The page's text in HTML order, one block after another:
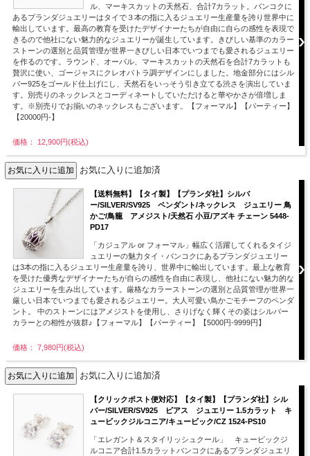
ル、マーキスカットの天然石、合計7カラット。バンコクに
あるプランダジュエリーはタイで３本の指に入るジュエリー生産量を誇り世界中に
輸出しています。最高の教育を受けたデザイナーたちが自由に自らの感性を表現で
きるので他社にない魅力的なジュエリーが誕生しています。きびしい基準のカラー
ストーンの選別と品質管理が世界一きびしい日本でいつまでも愛されるジュエリー
を作るのです。ラウンド、オーバル、マーキスカットの天然石を合計7カラットも
贅沢に使い、ゴージャスにクレオパトラ調デザインにしました。地金部分にはシル
バー925をゴールド仕上げにし、天然石をいっそう引き立てる渋さを演出していま
す。別売りのネックレスとコーディネートしていただけると華やかさが倍増しま
す。※別売りでお揃いのネックレスもございます。【フォーマル】【パーティー】
【20000円-】
価格： 12,900円(税込)
お気に入りに追加済
【送料無料】【タイ製】【プランダ社】シルバ
ー/SILVER/SV925 ペンダント/ネックレス ジュエリー 鳥
かご/鳥籠 アメジスト/天然石 小豆/アズキ チェーン 5448-
PD17
「カジュアル or フォーマル」幅広く活躍してくれるタイジ
ュエリーの魅力タイ・バンコクにあるプランダジュエリー
は3本の指に入るジュエリー生産量を誇り、世界中に輸出しています。最上な教育
を受けた優秀なデザイナーたちが自らの感性を自由に表現し、他社にない魅力的な
ジュエリーを生み出しています。厳格なカラーストーンの選別と品質管理が世界一
厳しい日本でいつまでも愛されるジュエリー。大人可愛い鳥かごモチーフのペンダ
ント。 中のストーンにはアメジストを使用し、さりげなく輝くその姿はシルバー
カラーとの相性が抜群♪【フォーマル】【パーティー】【5000円-9999円】
価格： 7,980円(税込)
お気に入りに追加済
【クリックポスト便対応】【タイ製】【プランダ社】シル
バー/SILVER/SV925 ピアス ジュエリー 1.5カラット キ
ュービックジルコニア/キュービック/CZ 1524-PS10
「エレガント＆スタイリッシュクール」 キュービックジ
ルコニア合計1.5カラットバンコクにあるプランダジュエリ